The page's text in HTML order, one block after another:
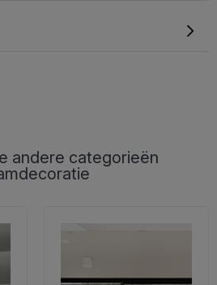
andere categorieën